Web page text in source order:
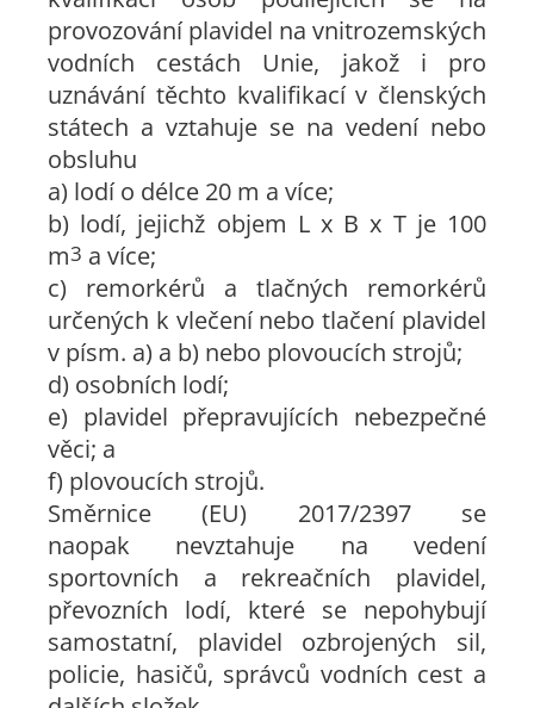
provozování plavidel na vnitrozemských
vodních cestách Unie, jakož i pro
uznávání těchto kvalifikací v členských
státech a vztahuje se na vedení nebo
obsluhu
a) lodí o délce 20 m a více;
b) lodí, jejichž objem L x B x T je 100
m3 a více;
c) remorkérů a tlačných remorkérů
určených k vlečení nebo tlačení plavidel
v písm. a) a b) nebo plovoucích strojů;
d) osobních lodí;
e) plavidel přepravujících nebezpečné
věci; a
f) plovoucích strojů.
Směrnice (EU) 2017/2397 se
naopak nevztahuje na vedení
sportovních a rekreačních plavidel,
převozních lodí, které se nepohybují
samostatní, plavidel ozbrojených sil,
policie, hasičů, správců vodních cest a